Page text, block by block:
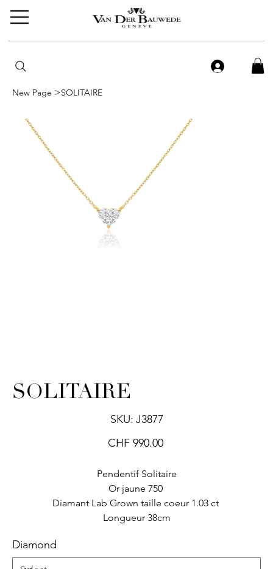
New Page >SOLITAIRE
SOLITAIRE
SKU:
SKU
J3877
J3877
Price
CHF 990.00
Pendentif Solitaire
Or jaune 750
Diamant Lab Grown taille coeur 1.03 ct
Longueur 38cm
Diamond